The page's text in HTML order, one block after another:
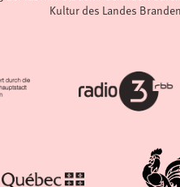
Kultur des Landes